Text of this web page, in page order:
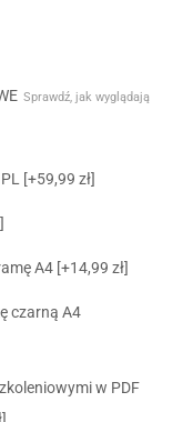
Sprawdź, jak wyglądają
[+59,99 zł]
A4 [+14,99 zł]
czarną A4
w PDF